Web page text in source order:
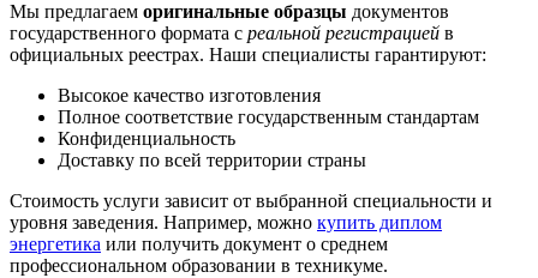
Мы предлагаем оригинальные образцы документов
государственного формата с реальной регистрацией в
официальных реестрах. Наши специалисты гарантируют:
Высокое качество изготовления
Полное соответствие государственным стандартам
Конфиденциальность
Доставку по всей территории страны
Стоимость услуги зависит от выбранной специальности и
уровня заведения. Например, можно купить диплом
энергетика или получить документ о среднем
профессиональном образовании в техникуме.